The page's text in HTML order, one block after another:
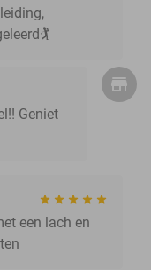
Geniet
een lach en